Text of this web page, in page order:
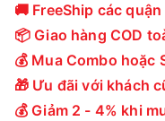
🚚 FreeShip các
📦 Giao hàng COD
💰 Mua Combo hoặc
🎁 Ưu đãi với khách
💰 Giảm 2 - 4% khi